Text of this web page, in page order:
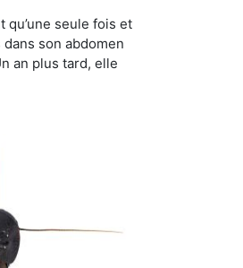
seule fois et
son abdomen
an plus tard, elle